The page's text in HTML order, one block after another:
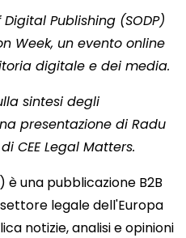
Publishing (SODP)
Week, un evento online
digitale e dei media.
sintesi degli
presentazione di Radu
CEE Legal Matters.
è una pubblicazione B2B
legale dell'Europa
notizie, analisi e opinioni